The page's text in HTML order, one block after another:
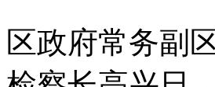
区政府常务副